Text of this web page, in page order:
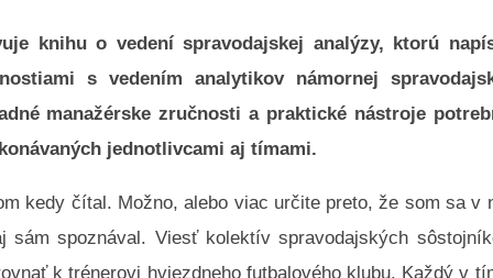
knihu o vedení spravodajskej analýzy, ktorú
s vedením analytikov námornej
manažérske zručnosti a praktické nástroje
jednotlivcami aj tímami.
kedy čítal. Možno, alebo viac určite preto, že som sa v
sám spoznával. Viesť kolektív spravodajských
k trénerovi hviezdneho futbalového klubu. Každý v